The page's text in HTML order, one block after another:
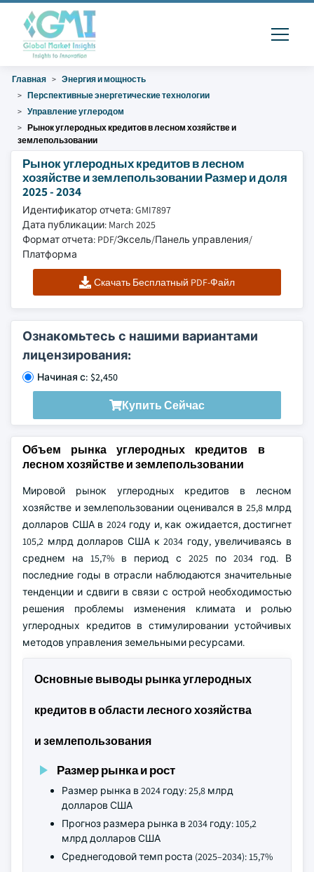
Главная
Энергия и мощность
Перспективные энергетические технологии
Управление углеродом
Рынок углеродных кредитов в лесном хозяйстве и
землепользовании
Рынок углеродных кредитов в лесном
хозяйстве и землепользовании Размер и доля
2025 - 2034
Идентификатор отчета: GMI7897
Дата публикации: March 2025
Формат отчета: PDF/Эксель/Панель управления/
Платформа
Скачать Бесплатный PDF-Файл
Ознакомьтесь с нашими вариантами
лицензирования:
Начиная с: $2,450
Купить Сейчас
Объем рынка углеродных кредитов в
лесном хозяйстве и землепользовании
Мировой рынок углеродных кредитов в лесном
хозяйстве и землепользовании оценивался в 25,8 млрд
долларов США в 2024 году и, как ожидается, достигнет
105,2 млрд долларов США к 2034 году, увеличиваясь в
среднем на 15,7% в период с 2025 по 2034 год. В
последние годы в отрасли наблюдаются значительные
тенденции и сдвиги в связи с острой необходимостью
решения проблемы изменения климата и ролью
углеродных кредитов в стимулировании устойчивых
методов управления земельными ресурсами.
Основные выводы рынка углеродных
кредитов в области лесного хозяйства
и землепользования
Размер рынка и рост
Размер рынка в 2024 году: 25,8 млрд
долларов США
Прогноз размера рынка в 2034 году: 105,2
млрд долларов США
Среднегодовой темп роста (2025–2034): 15,7%